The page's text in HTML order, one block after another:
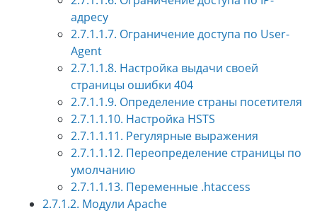
адресу
2.7.1.1.7. Ограничение доступа по User-
Agent
2.7.1.1.8. Настройка выдачи своей
страницы ошибки 404
2.7.1.1.9. Определение страны посетителя
2.7.1.1.10. Настройка HSTS
2.7.1.1.11. Регулярные выражения
2.7.1.1.12. Переопределение страницы по
умолчанию
2.7.1.1.13. Переменные .htaccess
2.7.1.2. Модули Apache